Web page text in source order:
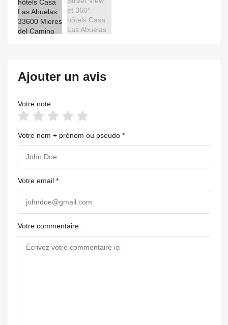
Ajouter un avis
Votre note
Votre nom + prénom ou pseudo *
Votre email *
Votre commentaire :